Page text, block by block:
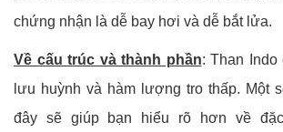
chứng nhận là dễ bay hơi và dễ bắt lửa.
Về cấu trúc và thành phần: Than
lưu huỳnh và hàm lượng tro thấp. Một
đây sẽ giúp bạn hiểu rõ hơn về